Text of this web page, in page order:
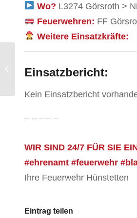
Wo? L3274 Görsroth >
Feuerwehren: FF
Weitere Einsatzkräfte:
Einsatzbericht:
Kein Einsatzbericht
– – – – –
WIR SIND 24/7 FÜR SIE
#ehrenamt #feuerwehr
Ihre Feuerwehr Hünstetten
Eintrag teilen
Zimmerbrand